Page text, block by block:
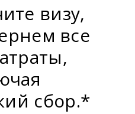
визу,
все
сбор.*